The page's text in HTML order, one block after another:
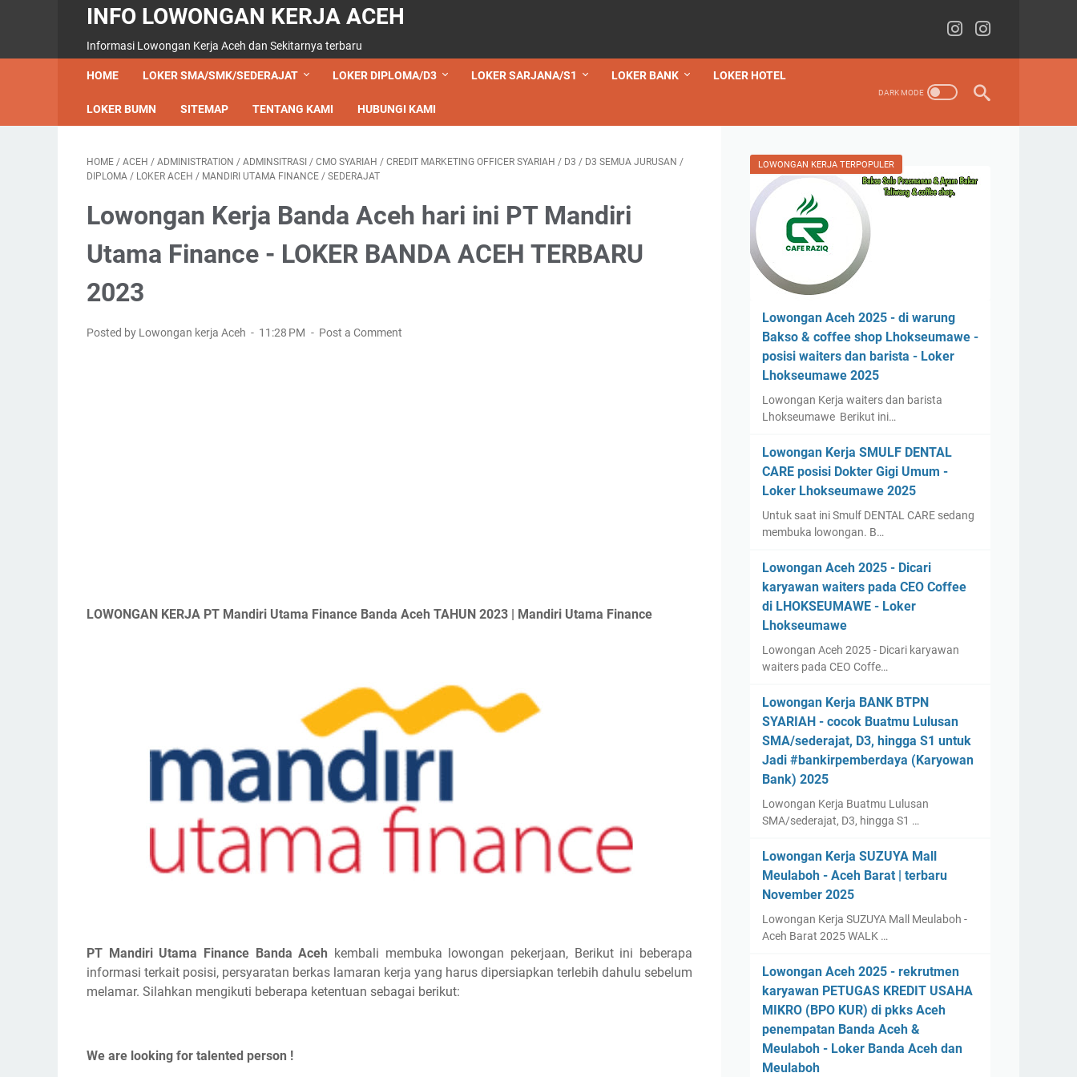
INFO LOWONGAN KERJA ACEH
Informasi Lowongan Kerja Aceh dan Sekitarnya terbaru
HOME LOKER SMA/SMK/SEDERAJAT LOKER DIPLOMA/D3 LOKER SARJANA/S1 LOKER BANK LOKER HOTEL
LOKER BUMN SITEMAP TENTANG KAMI HUBUNGI KAMI
HOME / ACEH / ADMINISTRATION / ADMINSITRASI / CMO SYARIAH / CREDIT MARKETING OFFICER SYARIAH / D3 / D3 SEMUA JURUSAN /
DIPLOMA / LOKER ACEH / MANDIRI UTAMA FINANCE / SEDERAJAT
Lowongan Kerja Banda Aceh hari ini PT Mandiri
Utama Finance - LOKER BANDA ACEH TERBARU
2023
Posted by Lowongan kerja Aceh 11:28 PM Post a Comment
LOWONGAN KERJA PT Mandiri Utama Finance Banda Aceh TAHUN 2023 | Mandiri Utama Finance
PT Mandiri Utama Finance Banda Aceh kembali membuka lowongan pekerjaan, Berikut ini beberapa
informasi terkait posisi, persyaratan berkas lamaran kerja yang harus dipersiapkan terlebih dahulu sebelum
melamar. Silahkan mengikuti beberapa ketentuan sebagai berikut:
We are looking for talented person !
LOWONGAN KERJA TERPOPULER
Lowongan Aceh 2025 - di warung
Bakso & coffee shop Lhokseumawe -
posisi waiters dan barista - Loker
Lhokseumawe 2025
Lowongan Kerja waiters dan barista
Lhokseumawe Berikut ini…
Lowongan Kerja SMULF DENTAL
CARE posisi Dokter Gigi Umum -
Loker Lhokseumawe 2025
Untuk saat ini Smulf DENTAL CARE sedang
membuka lowongan. B…
Lowongan Aceh 2025 - Dicari
karyawan waiters pada CEO Coffee
di LHOKSEUMAWE - Loker
Lhokseumawe
Lowongan Aceh 2025 - Dicari karyawan
waiters pada CEO Coffe…
Lowongan Kerja BANK BTPN
SYARIAH - cocok Buatmu Lulusan
SMA/sederajat, D3, hingga S1 untuk
Jadi #bankirpemberdaya (Karyowan
Bank) 2025
Lowongan Kerja Buatmu Lulusan
SMA/sederajat, D3, hingga S1 …
Lowongan Kerja SUZUYA Mall
Meulaboh - Aceh Barat | terbaru
November 2025
Lowongan Kerja SUZUYA Mall Meulaboh -
Aceh Barat 2025 WALK …
Lowongan Aceh 2025 - rekrutmen
karyawan PETUGAS KREDIT USAHA
MIKRO (BPO KUR) di pkks Aceh
penempatan Banda Aceh &
Meulaboh - Loker Banda Aceh dan
Meulaboh